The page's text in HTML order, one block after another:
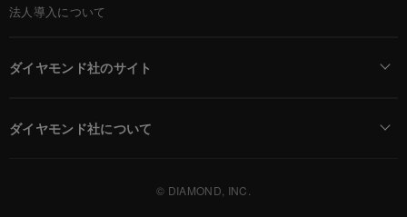
法人導入について
ダイヤモンド社のサイト
ダイヤモンド社について
© DIAMOND, INC.